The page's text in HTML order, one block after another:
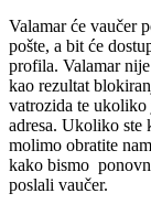
Valamar će vaučer
pošte, a bit će
profila. Valamar
kao rezultat
vatrozida te ukoliko
adresa. Ukoliko
molimo obratite
kako bismo
poslali vaučer.